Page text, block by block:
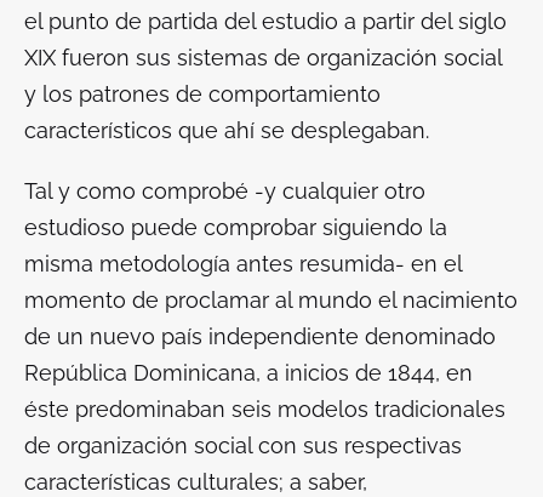
el punto de partida del estudio a partir del siglo
XIX fueron sus sistemas de organización social
y los patrones de comportamiento
característicos que ahí se desplegaban.
Tal y como comprobé -y cualquier otro
estudioso puede comprobar siguiendo la
misma metodología antes resumida- en el
momento de proclamar al mundo el nacimiento
de un nuevo país independiente denominado
República Dominicana, a inicios de 1844, en
éste predominaban seis modelos tradicionales
de organización social con sus respectivas
características culturales; a saber,